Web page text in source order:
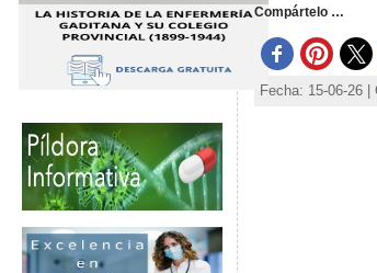
Compártelo …
Fecha: 15-06-26 |